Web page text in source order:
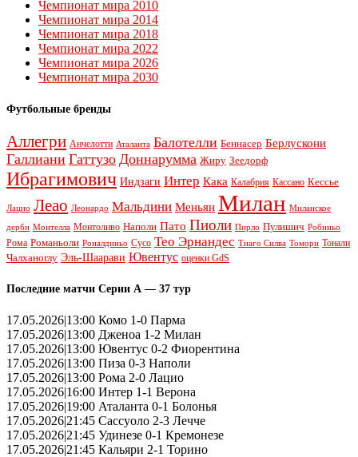
Чемпионат мира 2010
Чемпионат мира 2014
Чемпионат мира 2018
Чемпионат мира 2022
Чемпионат мира 2026
Чемпионат мира 2030
Футбольные бренды
Аллегри Анчелотти Аталанта Балотелли Беннасер Берлускони
Галлиани Гаттузо Доннарумма Жиру Зеедорф
Ибрагимович Индзаги Интер Кака Калабрия Кассано Кессье
Лацио Леао Леонардо Мальдини Меньян Милан Миланское
дерби Монтелла Монтоливо Наполи Пато Пиоли Пирло Пулишич Робиньо
Рома Романьоли Роналдиньо Сусо Тео Эрнандес Тиаго Силва Томори Тонали
Чалханоглу Эль-Шаарави Ювентус оценки GdS
Последние матчи Серии А — 37 тур
17.05.2026|13:00 Комо 1-0 Парма
17.05.2026|13:00 Дженоа 1-2 Милан
17.05.2026|13:00 Ювентус 0-2 Фиорентина
17.05.2026|13:00 Пиза 0-3 Наполи
17.05.2026|13:00 Рома 2-0 Лацио
17.05.2026|16:00 Интер 1-1 Верона
17.05.2026|19:00 Аталанта 0-1 Болонья
17.05.2026|21:45 Сассуоло 2-3 Лечче
17.05.2026|21:45 Удинезе 0-1 Кремонезе
17.05.2026|21:45 Кальяри 2-1 Торино